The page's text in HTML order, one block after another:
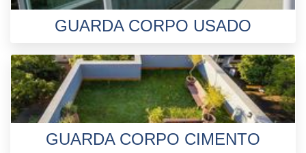
GUARDA CORPO USADO
GUARDA CORPO CIMENTO